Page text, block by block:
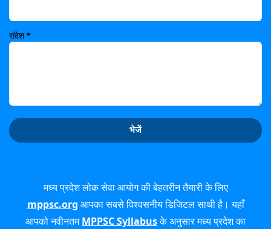
संदेश *
मध्य प्रदेश लोक सेवा आयोग की बेहतरीन तैयारी के लिए
mppsc.org आपका सबसे विश्वसनीय डिजिटल साथी है। यहाँ
आपको नवीनतमMPPSC Syllabusके अनुसार मध्य प्रदेश का